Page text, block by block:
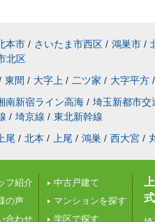
本市 / さいたま市西区 / 鴻巣市 /
北区
東間 / 大字上 / 二ツ家 / 大字平方 /
南新宿ライン高海 / 埼玉新都市交
/ 埼京線 / 東北新幹線
尾 / 北本 / 上尾 / 鴻巣 / 西大宮 /
フ紹介
の声
合わせ
中古戸建て
マンションを探す
学区で探す